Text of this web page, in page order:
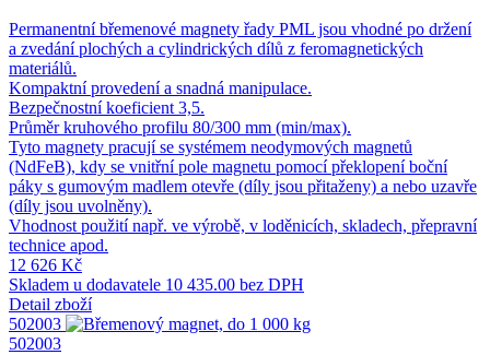
Permanentní břemenové magnety řady PML jsou vhodné po držení
a zvedání plochých a cylindrických dílů z feromagnetických
materiálů.
Kompaktní provedení a snadná manipulace.
Bezpečnostní koeficient 3,5.
Průměr kruhového profilu 80/300 mm (min/max).
Tyto magnety pracují se systémem neodymových magnetů
(NdFeB), kdy se vnitřní pole magnetu pomocí překlopení boční
páky s gumovým madlem otevře (díly jsou přitaženy) a nebo uzavře
(díly jsou uvolněny).
Vhodnost použití např. ve výrobě, v loděnicích, skladech, přepravní
technice apod.
12 626 Kč
Skladem u dodavatele 10 435.00 bez DPH
Detail zboží
502003
502003